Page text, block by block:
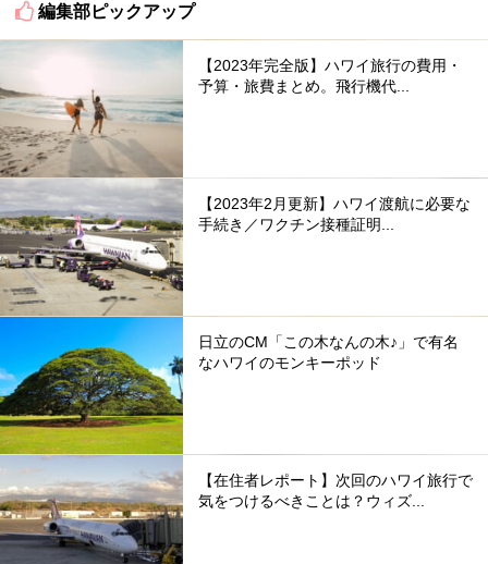
編集部ピックアップ
【2023年完全版】ハワイ旅行の費用・
予算・旅費まとめ。飛行機代...
【2023年2月更新】ハワイ渡航に必要な
手続き／ワクチン接種証明...
日立のCM「この木なんの木♪」で有名
なハワイのモンキーポッド
【在住者レポート】次回のハワイ旅行で
気をつけるべきことは？ウィズ...